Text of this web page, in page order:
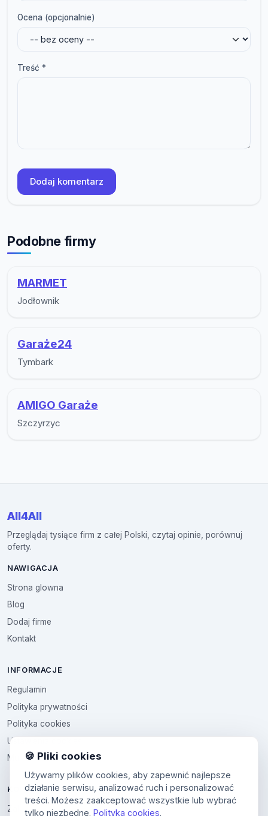
Ocena (opcjonalnie)
Treść *
Dodaj komentarz
Podobne firmy
MARMET
Jodłownik
Garaże24
Tymbark
AMIGO Garaże
Szczyrzyc
All4All
Przeglądaj tysiące firm z całej Polski, czytaj opinie, porównuj
oferty.
NAWIGACJA
Strona glowna
Blog
Dodaj firme
Kontakt
INFORMACJE
Regulamin
Polityka prywatności
Polityka cookies
Ustawienia cookies
Multikod
KONTO
Zaloguj sie
🍪 Pliki cookies
Używamy plików cookies, aby zapewnić najlepsze
działanie serwisu, analizować ruch i personalizować
treści. Możesz zaakceptować wszystkie lub wybrać
tylko niezbędne. Polityka cookies.